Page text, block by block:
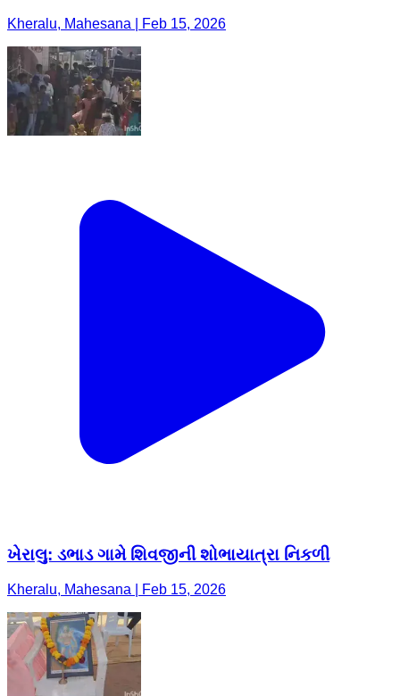
Kheralu, Mahesana | Feb 15, 2026
ખેરાલુ: ડભાડ ગામે શિવજીની શોભાયાત્રા નિકળી
Kheralu, Mahesana | Feb 15, 2026